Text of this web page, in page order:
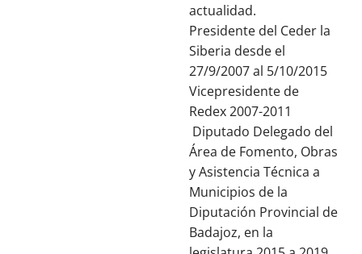
actualidad.
Presidente del Ceder la
Siberia desde el
27/9/2007 al 5/10/2015
Vicepresidente de
Redex 2007-2011
Diputado Delegado del
Área de Fomento, Obras
y Asistencia Técnica a
Municipios de la
Diputación Provincial de
Badajoz, en la